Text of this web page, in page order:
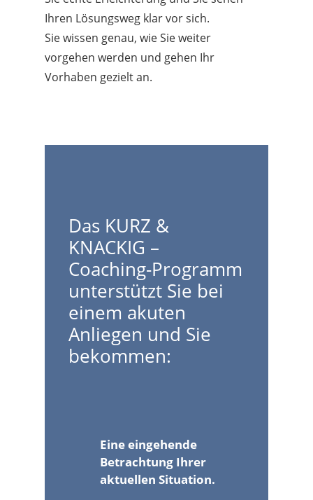
Ihren Lösungsweg klar vor sich.
Sie wissen genau, wie Sie weiter
vorgehen werden und gehen Ihr
Vorhaben gezielt an.
Das KURZ &
KNACKIG –
Coaching-Programm
unterstützt Sie bei
einem akuten
Anliegen und Sie
bekommen:
Eine eingehende
Betrachtung Ihrer
aktuellen Situation.